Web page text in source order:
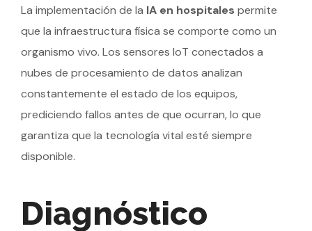
La implementación de la IA en hospitales permite
que la infraestructura física se comporte como un
organismo vivo. Los sensores IoT conectados a
nubes de procesamiento de datos analizan
constantemente el estado de los equipos,
prediciendo fallos antes de que ocurran, lo que
garantiza que la tecnología vital esté siempre
disponible.
Diagnóstico